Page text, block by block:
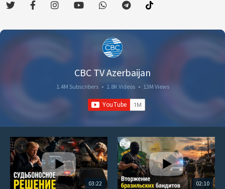
CBC TV Azerbaijan
1.4M Subscribers • 1.8K Videos • 13M Views
03:22 02:10